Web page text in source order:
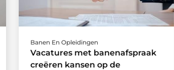
Banen En Opleidingen
Vacatures met banenafspraak
creëren kansen op de